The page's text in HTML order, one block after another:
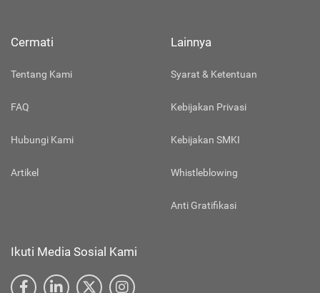
Cermati
Tentang Kami
FAQ
Hubungi Kami
Artikel
Lainnya
Syarat & Ketentuan
Kebijakan Privasi
Kebijakan SMKI
Whistleblowing
Anti Gratifikasi
Ikuti Media Sosial Kami